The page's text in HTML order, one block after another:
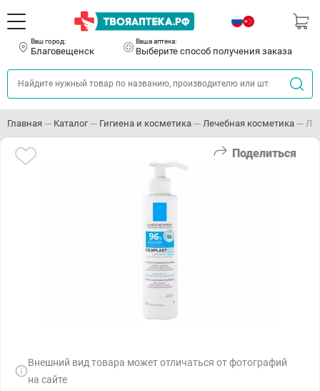
Ваш город:
Благовещенск
Ваша аптека:
Выберите способ получения заказа
Главная Каталог Гигиена и косметика Лечебная косметика Ля
Поделиться
Внешний вид товара может отличаться от фотографий
на сайте